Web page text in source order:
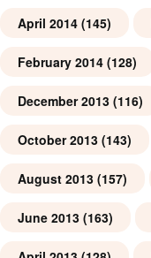
April 2014 (145)
February 2014 (128)
December 2013 (116)
October 2013 (143)
August 2013 (157)
June 2013 (163)